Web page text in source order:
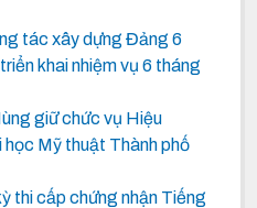
tác xây dựng Đảng 6
khai nhiệm vụ 6 tháng
giữ chức vụ Hiệu
Mỹ thuật Thành phố
thi cấp chứng nhận Tiếng